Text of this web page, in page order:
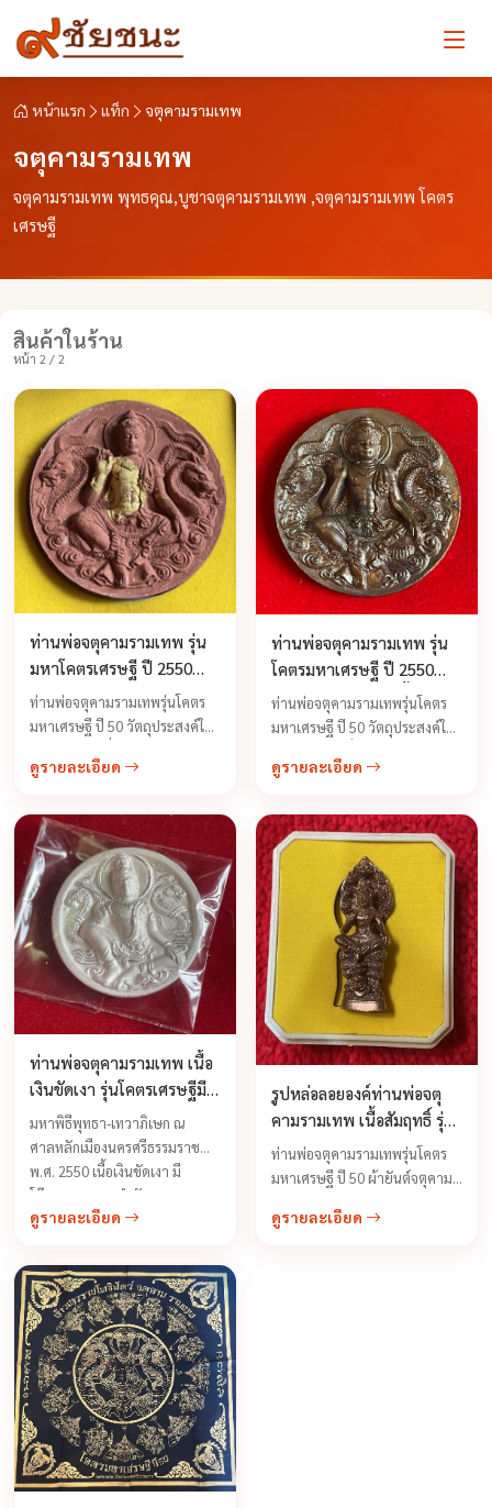
หน้าแรก แท็ก จตุคามรามเทพ
จตุคามรามเทพ
จตุคามรามเทพ พุทธคุณ,บูชาจตุคามรามเทพ ,จตุคามรามเทพ โคตร
เศรษฐี
สินค้าในร้าน
หน้า 2 / 2
ท่านพ่อจตุคามรามเทพ รุ่น
มหาโคตรเศรษฐี ปี 2550
พิมพ์นำกฤษ์
ท่านพ่อจตุคามรามเทพรุ่นโคตร
มหาเศรษฐี ปี 50 วัตถุประสงค์ใน
อุโบสถ วัดปิยราม ตำบลคลอง
ดูรายละเอียด
ท่านพ่อจตุคามรามเทพ รุ่น
โคตรมหาเศรษฐี ปี 2550
เหรียญขันน้ำมนต์ เนื้อเทว
ฤทธิ์ ขนาด 5 ซม.
ท่านพ่อจตุคามรามเทพรุ่นโคตร
มหาเศรษฐี ปี 50 วัตถุประสงค์ใน
อุโบสถ วัดปิยราม ตำบลคลอง
ดูรายละเอียด
ท่านพ่อจตุคามรามเทพ เนื้อ
เงินขัดเงา รุ่นโคตรเศรษฐีมี
กำไร พ.ศ. 2550
มหาพิธีพุทธา-เทวาภิเษก ณ
ศาลหลักเมืองนครศรีธรรมราช
พ.ศ. 2550 เนื้อเงินขัดเงา มี
โค๊ด+หมายเลขกำกับ ...
ดูรายละเอียด
รูปหล่อลอยองค์ท่านพ่อจตุ
คามรามเทพ เนื้อสัมฤทธิ์ รุ่น
โคตรมหาเศรษฐี ขนาดห้อย
คอ ปี 2550
ท่านพ่อจตุคามรามเทพรุ่นโคตร
มหาเศรษฐี ปี 50 ผ้ายันต์จตุคาม
เพื่อสบทบทุนสร้างอุโบสถ วัดปิย
ดูรายละเอียด